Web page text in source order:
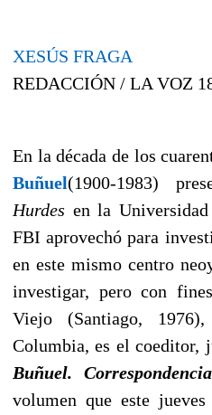
XESÚS FRAGA
REDACCIÓN / LA VOZ
En la década de los
Buñuel(1900-1983)
Hurdes en la
FBI aprovechó para
en este mismo centro
investigar, pero con
Viejo (Santiago,
Columbia, es el coeditor,
Buñuel.
volumen que este